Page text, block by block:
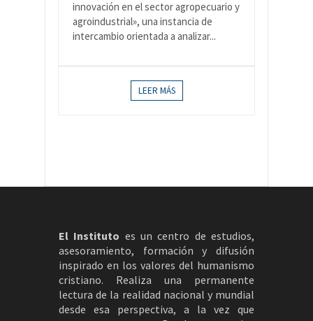
innovación en el sector agropecuario y
agroindustrial», una instancia de
intercambio orientada a analizar...
LEER MÁS
El Instituto es un centro de estudios,
asesoramiento, formación y difusión
inspirado en los valores del humanismo
cristiano. Realiza una permanente
lectura de la realidad nacional y mundial
desde esa perspectiva, a la vez que